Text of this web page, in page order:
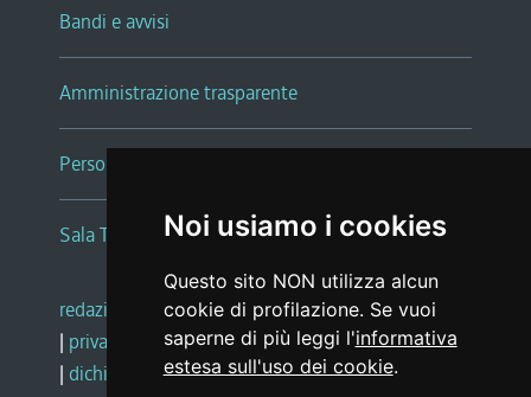
Noi usiamo i cookies
Questo sito NON utilizza alcun
cookie di profilazione. Se vuoi
saperne di più leggi l'informativa
estesa sull'uso dei cookie.
Bandi e avvisi
Amministrazione trasparente
Persone e Uffici
Sala Tiziano Tessitori
redazione web |note legali |glossario
| privacy
social media policy
| dichiarazione di accessibilità |feedback